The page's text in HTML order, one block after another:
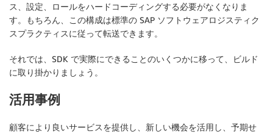
ス、設定、ロールをハードコーディングする必要がなくなりま
す。もちろん、この構成は標準の SAP ソフトウェアロジスティク
スプラクティスに従って転送できます。
それでは、SDK で実際にできることのいくつかに移って、ビルド
に取り掛かりましょう。
活用事例
顧客により良いサービスを提供し、新しい機会を活用し、予期せ